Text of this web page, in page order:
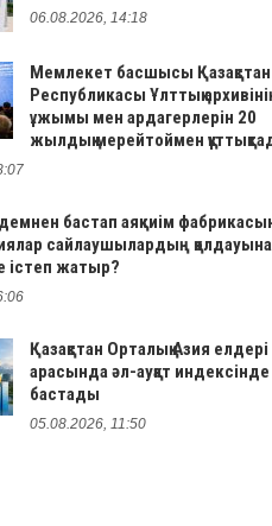
06.08.2026, 14:18
Мемлекет басшысы Қазақстан
Республикасы Ұлттық
ұжымы мен ардагерлерін 20
жылдық мерейтоймен
бастап аяқкиім
сайлаушылардың
істеп жатыр?
Қазақстан Орталық Азия елдері
арасында әл-ауқат
бастады
05.08.2026, 11:50